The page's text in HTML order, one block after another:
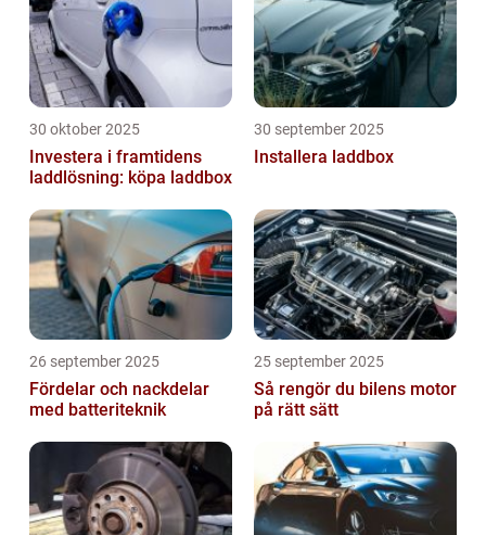
30 oktober 2025
Investera i framtidens
laddlösning: köpa laddbox
30 september 2025
Installera laddbox
26 september 2025
Fördelar och nackdelar
med batteriteknik
25 september 2025
Så rengör du bilens motor
på rätt sätt